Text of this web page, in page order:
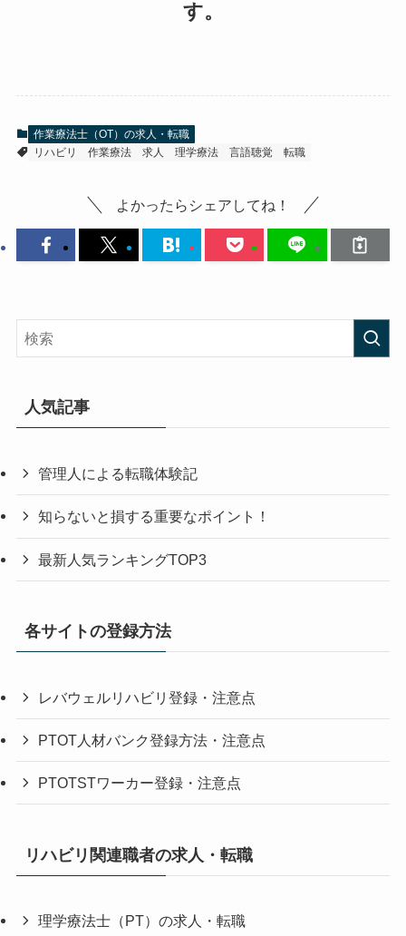
す。
作業療法士（OT）の求人・転職
リハビリ
作業療法 求人 理学療法 言語聴覚 転職
よかったらシェアしてね！
人気記事
管理人による転職体験記
知らないと損する重要なポイント！
最新人気ランキングTOP3
各サイトの登録方法
レバウェルリハビリ登録・注意点
PTOT人材バンク登録方法・注意点
PTOTSTワーカー登録・注意点
リハビリ関連職者の求人・転職
理学療法士（PT）の求人・転職